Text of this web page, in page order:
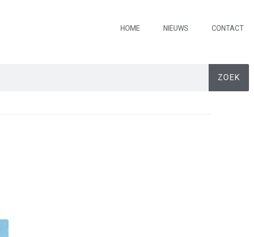
HOME NIEUWS CONTACT
ZOEK